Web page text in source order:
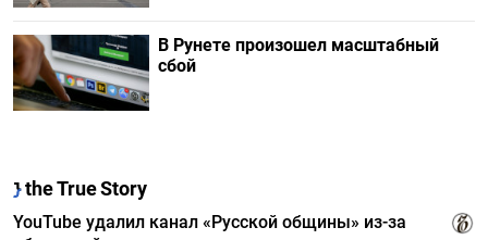
В Рунете произошел масштабный
сбой